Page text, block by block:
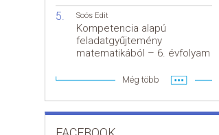
Soós Edit
Kompetencia alapú
feladatgyűjtemény
matematikából – 6. évfolyam
Még több